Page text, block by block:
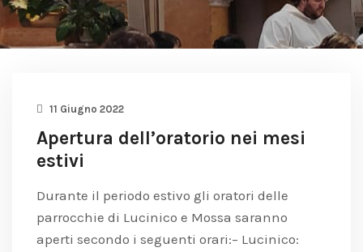
11 Giugno 2022
Apertura dell’oratorio nei mesi
estivi
Durante il periodo estivo gli oratori delle
parrocchie di Lucinico e Mossa saranno
aperti secondo i seguenti orari:– Lucinico: